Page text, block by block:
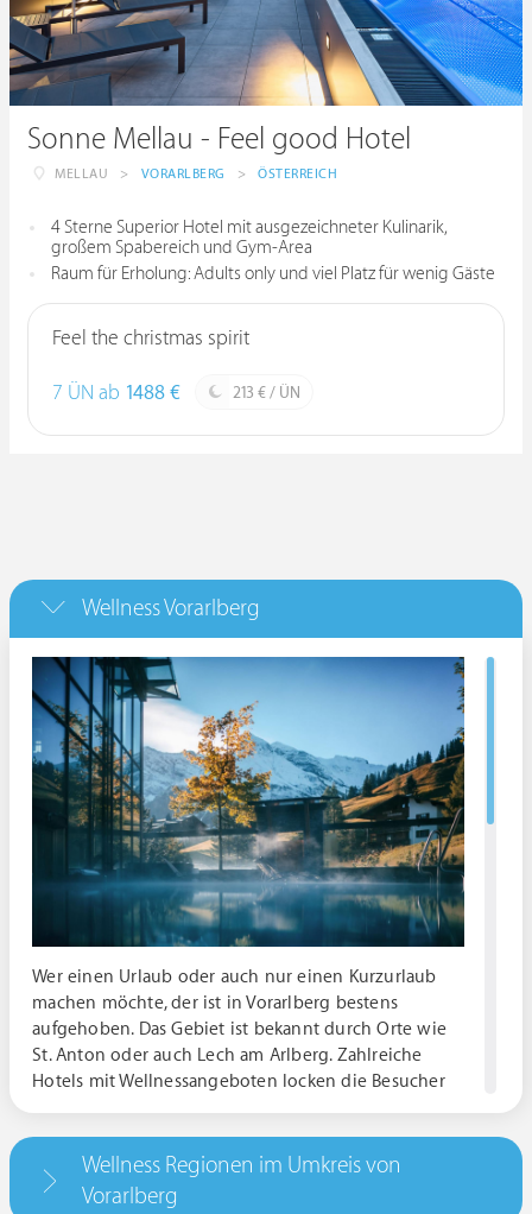
Sonne Mellau - Feel good Hotel
MELLAU > VORARLBERG > ÖSTERREICH
4 Sterne Superior Hotel mit ausgezeichneter Kulinarik,
großem Spabereich und Gym-Area
Raum für Erholung: Adults only und viel Platz für wenig Gäste
Feel the christmas spirit
7 ÜN ab 1488 € 213 € / ÜN
Wellness Vorarlberg
Wer einen Urlaub oder auch nur einen Kurzurlaub
machen möchte, der ist in Vorarlberg bestens
aufgehoben. Das Gebiet ist bekannt durch Orte wie
St. Anton oder auch Lech am Arlberg. Zahlreiche
Hotels mit Wellnessangeboten locken die Besucher
Wochenende kann man Körper und Geist
entspannen. Viele Urlauber buchen sogar eine
spezielle Wellness-Reise um aus ihrem Urlaub die
Wellness Regionen im Umkreis von
Vorarlberg